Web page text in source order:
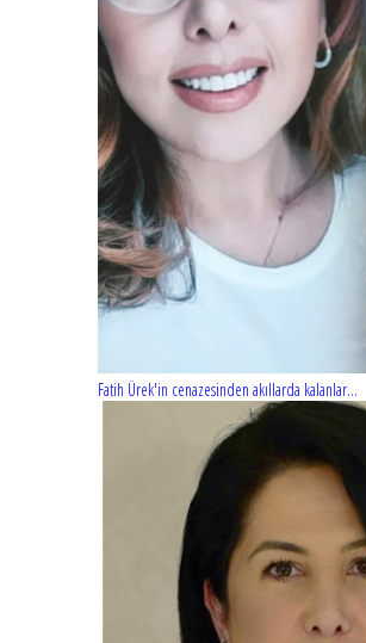
Fatih Ürek'in cenazesinden akıllarda kalanlar...